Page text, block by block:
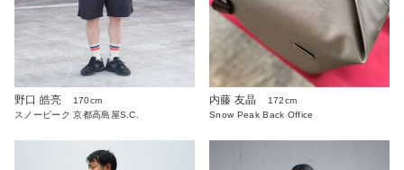
野口 皓亮
170cm
スノーピーク 京都高島屋S.C.
内藤 友晶
172cm
Snow Peak Back Office